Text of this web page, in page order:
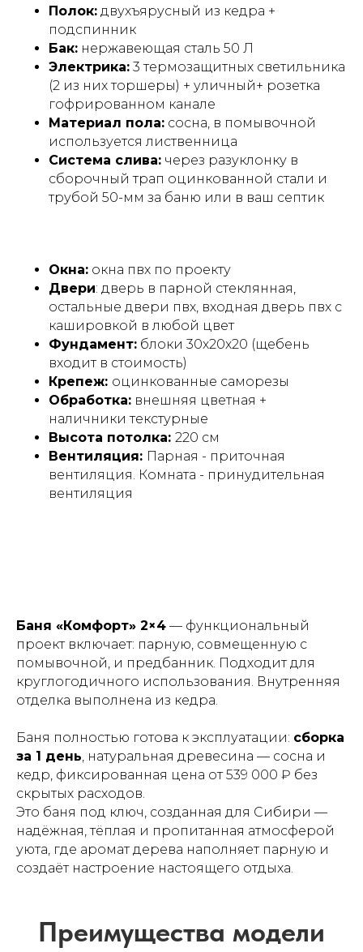
Полок: двухъярусный из кедра +
подспинник
Бак: нержавеющая сталь 50 Л
Электрика: 3 термозащитных светильника
(2 из них торшеры) + уличный+ розетка
гофрированном канале
Материал пола: сосна, в помывочной
используется лиственница
Система слива: через разуклонку в
сборочный трап оцинкованной стали и
трубой 50-мм за баню или в ваш септик
Окна: окна пвх по проекту
Двери: дверь в парной стеклянная,
остальные двери пвх, входная дверь пвх с
кашировкой в любой цвет
Фундамент: блоки 30х20х20 (щебень
входит в стоимость)
Крепеж: оцинкованные саморезы
Обработка: внешняя цветная +
наличники текстурные
Высота потолка: 220 см
Вентиляция: Парная - приточная
вентиляция. Комната - принудительная
вентиляция
Баня «Комфорт» 2×4 — функциональный
проект включает: парную, совмещенную с
помывочной, и предбанник. Подходит для
круглогодичного использования. Внутренняя
отделка выполнена из кедра.
Баня полностью готова к эксплуатации: сборка
за 1 день, натуральная древесина — сосна и
кедр, фиксированная цена от 539 000 ₽ без
скрытых расходов.
Это баня под ключ, созданная для Сибири —
надёжная, тёплая и пропитанная атмосферой
уюта, где аромат дерева наполняет парную и
создаёт настроение настоящего отдыха.
стили
Почему выбирают
«Лесоруб Бани»